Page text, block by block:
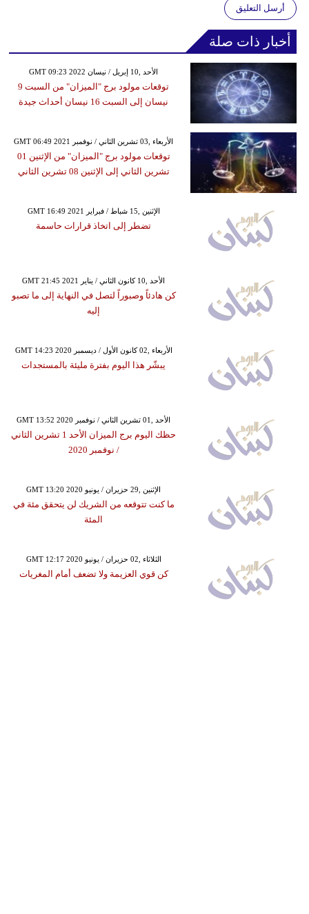
أرسل التعليق
أخبار ذات صلة
GMT 09:23 2022 الأحد ,10 إبريل / نيسان
توقعات مولود برج "الميزان" من السبت 9
نيسان إلى السبت 16 نيسان أحداث جيدة
GMT 06:49 2021 الأربعاء ,03 تشرين الثاني / نوفمبر
توقعات مولود برج "الميزان" من الإثنين 01
تشرين الثاني إلى الإثنين 08 تشرين الثاني
GMT 16:49 2021 الإثنين ,15 شباط / فبراير
تضطر إلى اتخاذ قرارات حاسمة
GMT 21:45 2021 الأحد ,10 كانون الثاني / يناير
كن هادئاً وصبوراً لتصل في النهاية إلى ما تصبو
إليه
GMT 14:23 2020 الأربعاء ,02 كانون الأول / ديسمبر
يبشّر هذا اليوم بفترة مليئة بالمستجدات
GMT 13:52 2020 الأحد ,01 تشرين الثاني / نوفمبر
حظك اليوم برج الميزان الأحد 1 تشرين الثاني
/ نوفمبر 2020
GMT 13:20 2020 الإثنين ,29 حزيران / يونيو
ما كنت تتوقعه من الشريك لن يتحقق مئة في
المئة
GMT 12:17 2020 الثلاثاء ,02 حزيران / يونيو
كن قوي العزيمة ولا تضعف أمام المغريات